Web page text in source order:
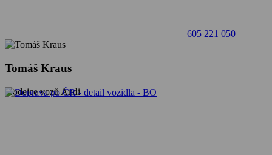
605 221 050
Tomáš Kraus
prodejce vozů Audi